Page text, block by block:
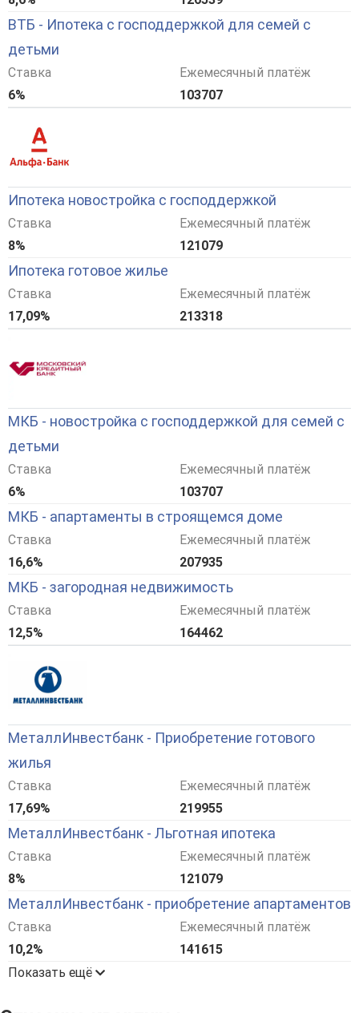
ВТБ - Ипотека с господдержкой для семей с
детьми
Ставка
6%
Ежемесячный платёж
103707
Ипотека новостройка с господдержкой
Ставка
8%
Ежемесячный платёж
121079
Ипотека готовое жилье
Ставка
17,09%
Ежемесячный платёж
213318
МКБ - новостройка с господдержкой для семей с
детьми
Ставка
6%
Ежемесячный платёж
103707
МКБ - апартаменты в строящемся доме
Ставка
16,6%
Ежемесячный платёж
207935
МКБ - загородная недвижимость
Ставка
12,5%
Ежемесячный платёж
164462
МеталлИнвестбанк - Приобретение готового
жилья
Ставка
17,69%
Ежемесячный платёж
219955
МеталлИнвестбанк - Льготная ипотека
Ставка
8%
Ежемесячный платёж
121079
МеталлИнвестбанк - приобретение апартаментов
Ставка
10,2%
Ежемесячный платёж
141615
Показать ещё